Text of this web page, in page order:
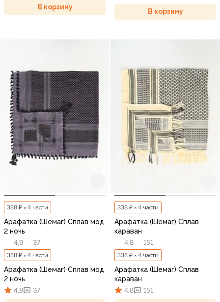
В корзину
В корзину
388 ₽ × 4 части
Арафатка (Шемаг) Сплав мод
2 ночь
4,9
37
388 ₽ × 4 части
Арафатка (Шемаг) Сплав мод
2 ночь
4,9
37
338 ₽ × 4 части
Арафатка (Шемаг) Сплав
караван
4,8
151
338 ₽ × 4 части
Арафатка (Шемаг) Сплав
караван
4,8
151